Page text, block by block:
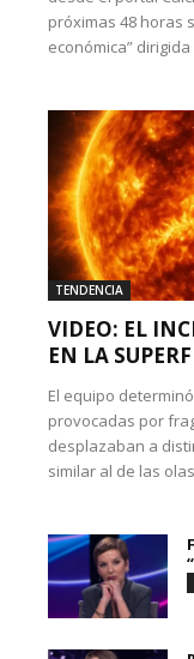
próximas 48 horas
económica”
TENDENCIA
VIDEO: EL
EN LA
El equipo
provocadas por
desplazaban a
similar al de las